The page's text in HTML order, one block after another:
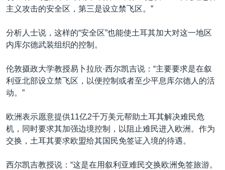
主义攻击的安全区，第三是设立禁飞区。”
分析人士说，这样的“安全区”也能使土耳其加大对这一地区
内库尔德武装组织的控制。
伦敦摄政大学教授易卜拉欣·西尔凯吉说：“主要要求是在叙
利亚北部设立禁飞区，以便控制或者至少平息库尔德人的活
动。”
欧洲表示愿意提供11亿2千万美元帮助土耳其解决难民危
机，同时要求其加强边境控制，以阻止难民进入欧洲。作为
交换，土耳其要求欧盟给其国民免签证入境的待遇。
西尔凯吉教授说：“这是在用叙利亚难民交换欧洲免签旅游。